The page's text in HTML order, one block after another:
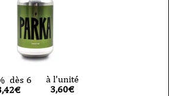
dès 6
à l'unité
3,60€